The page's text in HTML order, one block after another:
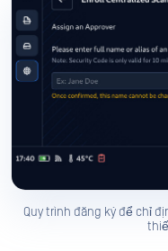
Quy trình đăng ký để chỉ